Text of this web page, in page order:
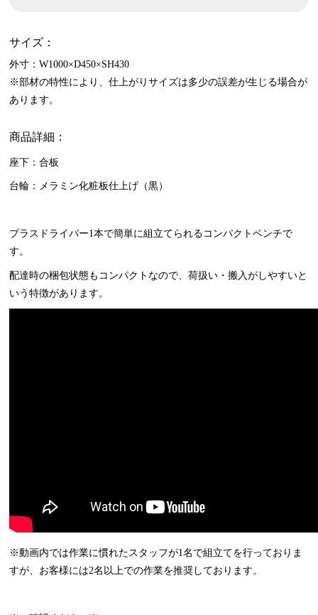
サイズ：
外寸：W1000×D450×SH430
※部材の特性により、仕上がりサイズは多少の誤差が生じる場合が
あります。
商品詳細：
座下：合板
台輪：メラミン化粧板仕上げ（黒）
プラスドライバー1本で簡単に組立てられるコンパクトベンチで
す。
配達時の梱包状態もコンパクトなので、荷扱い・搬入がしやすいと
いう特徴があります。
※動画内では作業に慣れたスタッフが1名で組立てを行っておりま
すが、お客様には2名以上での作業を推奨しております。